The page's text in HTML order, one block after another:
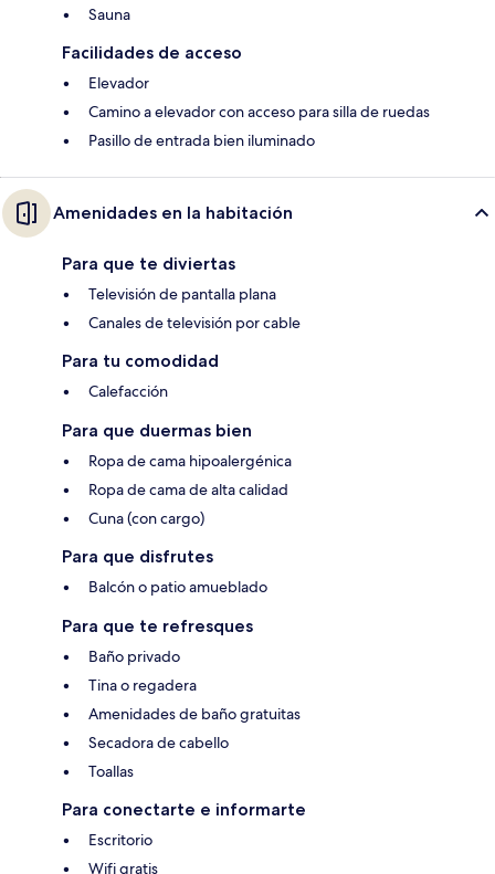
Sauna
Facilidades de acceso
Elevador
Camino a elevador con acceso para silla de ruedas
Pasillo de entrada bien iluminado
Amenidades en la habitación
Para que te diviertas
Televisión de pantalla plana
Canales de televisión por cable
Para tu comodidad
Calefacción
Para que duermas bien
Ropa de cama hipoalergénica
Ropa de cama de alta calidad
Cuna (con cargo)
Para que disfrutes
Balcón o patio amueblado
Para que te refresques
Baño privado
Tina o regadera
Amenidades de baño gratuitas
Secadora de cabello
Toallas
Para conectarte e informarte
Escritorio
Wifi gratis